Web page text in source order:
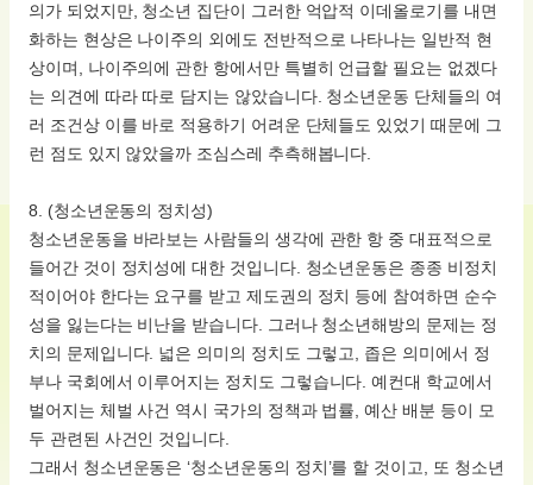
의가 되었지만, 청소년 집단이 그러한 억압적 이데올로기를 내면
화하는 현상은 나이주의 외에도 전반적으로 나타나는 일반적 현
상이며, 나이주의에 관한 항에서만 특별히 언급할 필요는 없겠다
는 의견에 따라 따로 담지는 않았습니다. 청소년운동 단체들의 여
러 조건상 이를 바로 적용하기 어려운 단체들도 있었기 때문에 그
런 점도 있지 않았을까 조심스레 추측해봅니다.
8. (청소년운동의 정치성)
청소년운동을 바라보는 사람들의 생각에 관한 항 중 대표적으로
들어간 것이 정치성에 대한 것입니다. 청소년운동은 종종 비정치
적이어야 한다는 요구를 받고 제도권의 정치 등에 참여하면 순수
성을 잃는다는 비난을 받습니다. 그러나 청소년해방의 문제는 정
치의 문제입니다. 넓은 의미의 정치도 그렇고, 좁은 의미에서 정
부나 국회에서 이루어지는 정치도 그렇습니다. 예컨대 학교에서
벌어지는 체벌 사건 역시 국가의 정책과 법률, 예산 배분 등이 모
두 관련된 사건인 것입니다.
그래서 청소년운동은 ‘청소년운동의 정치’를 할 것이고, 또 청소년